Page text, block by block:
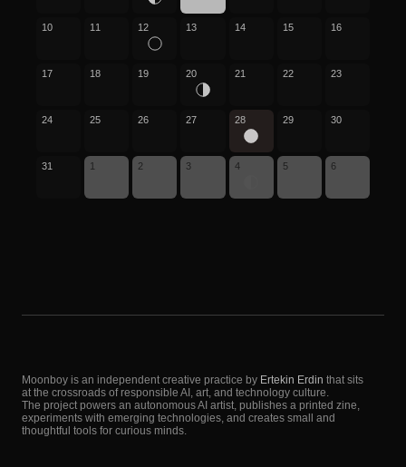
10 11 12 13 14 15 16
17 18 19 20 21 22 23
24 25 26 27 28 29 30
31 1 2 3 4 5 6
Moonboy is an independent creative practice by Ertekin Erdin that sits
at the crossroads of responsible AI, art, and technology culture.
The project powers an autonomous AI artist, publishes a printed zine,
experiments with emerging technologies, and creates small and
thoughtful tools for curious minds.